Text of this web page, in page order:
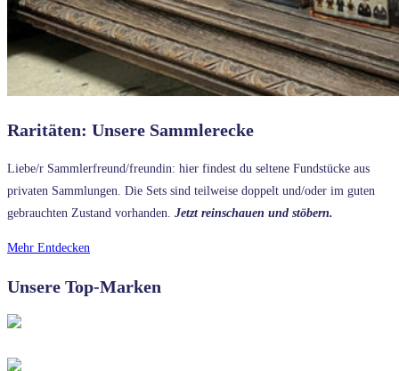
Raritäten: Unsere Sammlerecke
Liebe/r Sammlerfreund/freundin: hier findest du seltene Fundstücke aus
privaten Sammlungen. Die Sets sind teilweise doppelt und/oder im guten
gebrauchten Zustand vorhanden. Jetzt reinschauen und stöbern.
Mehr Entdecken
Unsere Top-Marken